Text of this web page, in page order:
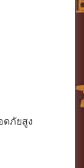
ภัยสูง